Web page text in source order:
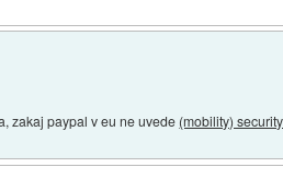
zakaj paypal v eu ne uvede (mobility)